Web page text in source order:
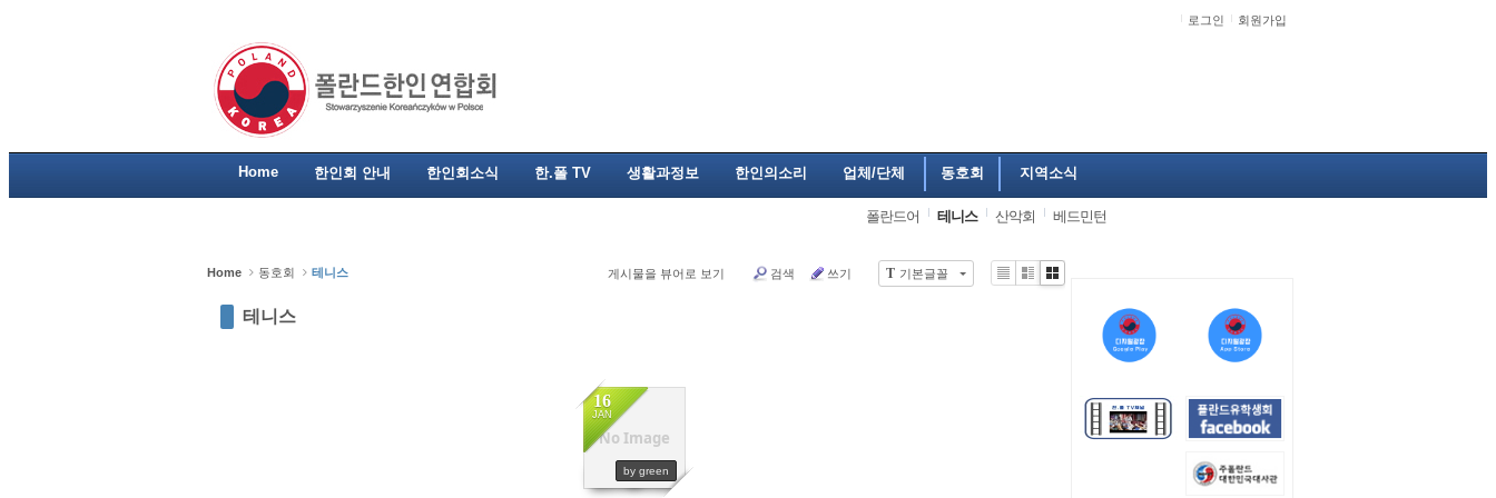
로그인 회원가입
Home 한인회 안내 한인회소식 한.폴 TV 생활과정보 한인의소리 업체/단체 동호회 지역소식
폴란드어 테니스 산악회 베드민턴
Home 동호회 테니스 T 기본글꼴
게시물을 뷰어로 보기 검색 쓰기
테니스
Li
Zi
G
No Image
16
JAN
by green
9368